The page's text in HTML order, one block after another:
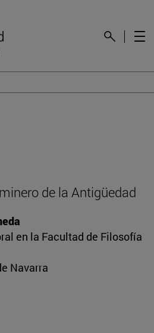
de la Antigüedad
en la Facultad de Filosofía
Navarra